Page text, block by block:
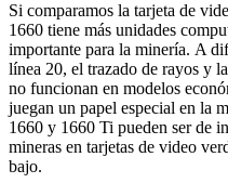
Si comparamos la tarjeta de
1660 tiene más unidades
importante para la minería. A
línea 20, el trazado de rayos y
no funcionan en modelos
juegan un papel especial en la
1660 y 1660 Ti pueden ser de
mineras en tarjetas de video
bajo.